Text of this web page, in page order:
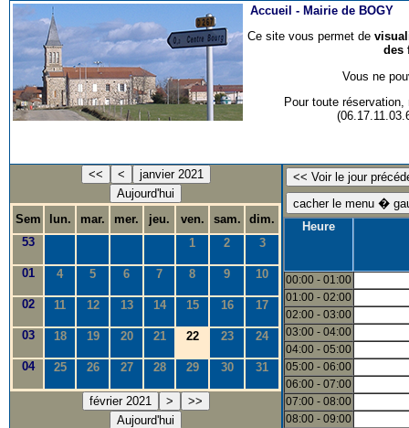
Accueil - Mairie de BOGY
Ce site vous permet de
des
Vous ne
Pour toute
<< <
janvier 2021
Aujourd'hui
Sem
lun. mar. mer. jeu. ven. sam.
dim.
53
1 2 3
01 4 5 6 7 8 9 10
02 11 12 13 14 15 16 17
03 18 19 20 21 22 23 24
04 25 26 27 28 29 30 31
février 2021 >
>>
Aujourd'hui
Heure
00:00 - 01:00
01:00 - 02:00
02:00 - 03:00
03:00 - 04:00
04:00 - 05:00
05:00 - 06:00
06:00 - 07:00
07:00 - 08:00
08:00 - 09:00